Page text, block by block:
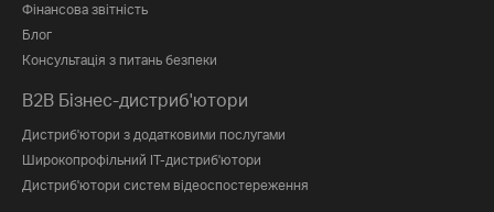
Фінансова звітність
Блог
Консультація з питань безпеки
B2B Бізнес-дистриб'ютори
Дистриб'ютори з додатковими послугами
Широкопрофільний IT-дистриб'ютори
Дистриб'ютори систем відеоспостереження